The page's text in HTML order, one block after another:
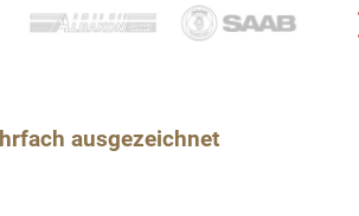
ausgezeichnet